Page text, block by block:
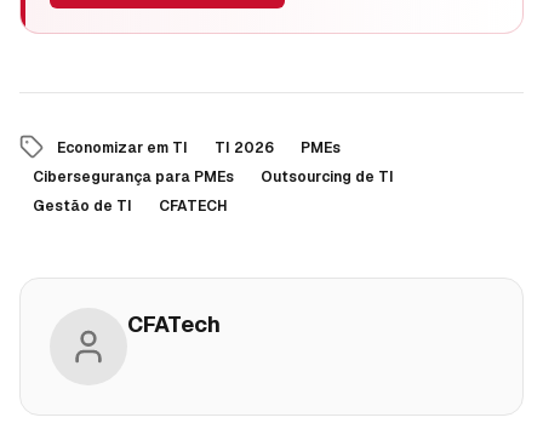
Economizar em TI TI 2026
PMEs
Cibersegurança para PMEs
Outsourcing de TI
Gestão de TI
CFATECH
CFATech